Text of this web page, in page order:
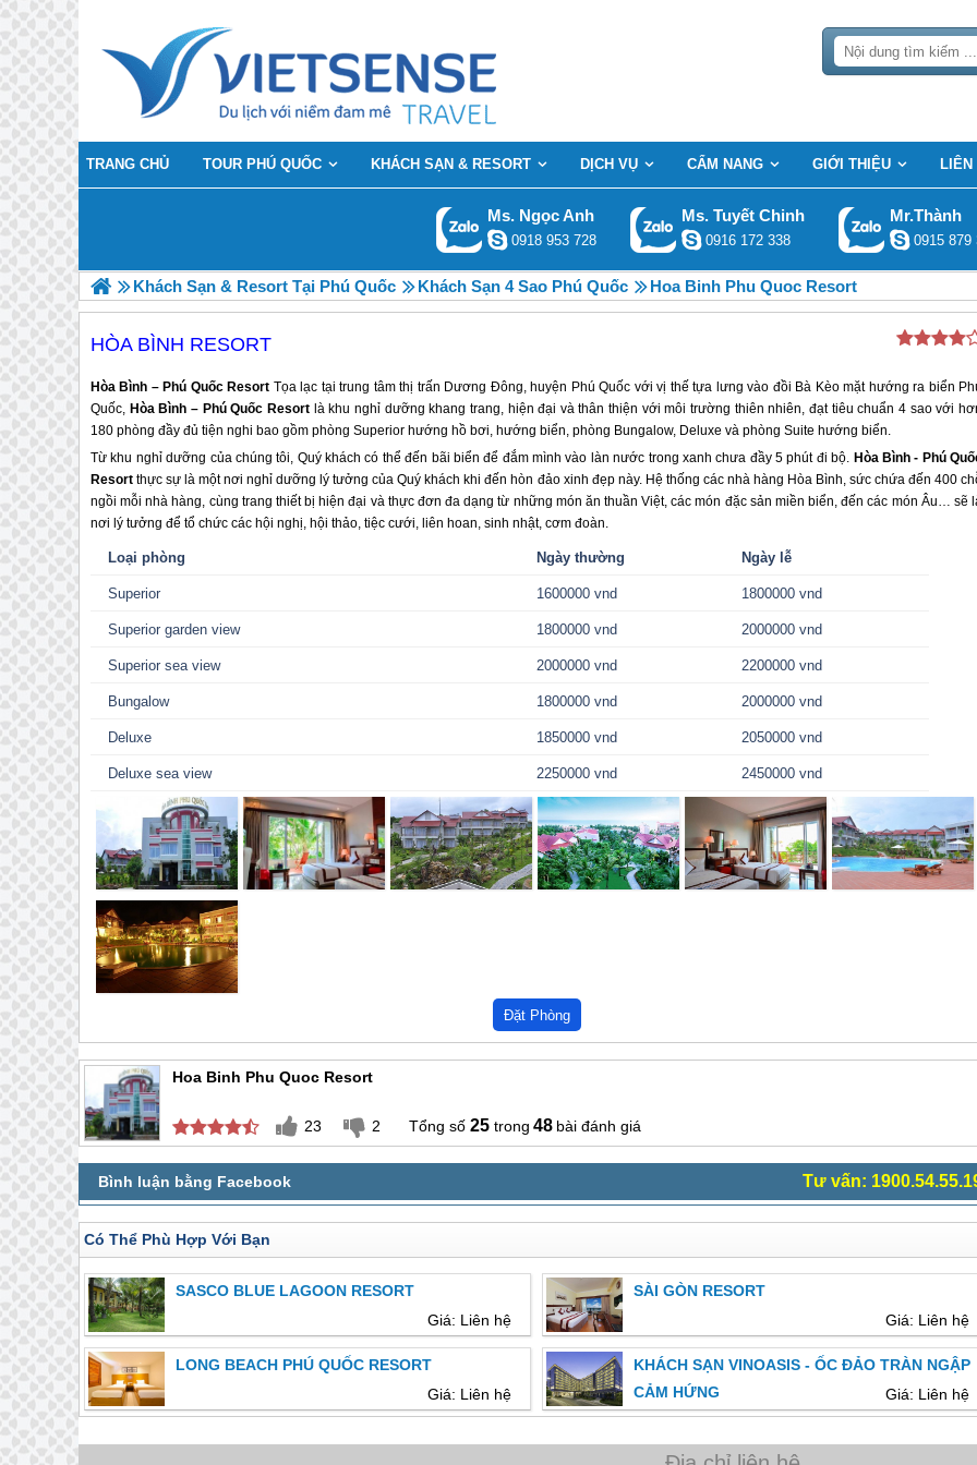
TRANG CHỦ TOUR PHÚ QUỐC KHÁCH SẠN & RESORT DỊCH VỤ CẨM NANG GIỚI THIỆU LIÊN
Ms. Ngọc Anh
0918 953 728
Ms. Tuyết Chinh
0916 172 338
Mr.Thành
0915 879
Khách Sạn & Resort Tại Phú Quốc Khách Sạn 4 Sao Phú Quốc Hoa Binh Phu Quoc Resort
HÒA BÌNH RESORT
Hòa Bình – Phú Quốc Resort Tọa lạc tại trung tâm thị trấn Dương Đông, huyện Phú Quốc với vị thế tựa lưng vào đồi Bà Kèo mặt hướng ra biển
Quốc, Hòa Bình – Phú Quốc Resortlà khu nghỉ dưỡng khang trang, hiện đại và thân thiện với môi trường thiên nhiên, đạt tiêu chuẩn 4 sao với
180 phòng đầy đủ tiện nghi bao gồm phòng Superior hướng hồ bơi, hướng biển, phòng Bungalow, Deluxe và phòng Suite hướng biển.
Từ khu nghỉ dưỡng của chúng tôi, Quý khách có thể đến bãi biển để đắm mình vào làn nước trong xanh chưa đầy 5 phút đi bộ. Hòa Bình - Phú
Resort thực sự là một nơi nghỉ dưỡng lý tưởng của Quý khách khi đến hòn đảo xinh đẹp này. Hệ thống các nhà hàng Hòa Bình, sức chứa đến 400
ngồi mỗi nhà hàng, cùng trang thiết bị hiện đại và thực đơn đa dạng từ những món ăn thuần Việt, các món đặc sản miền biển, đến các món Âu… sẽ
nơi lý tưởng để tổ chức các hội nghị, hội thảo, tiệc cưới, liên hoan, sinh nhật, cơm đoàn.
Loại phòng Ngày thường Ngày lễ
Superior 1600000 vnd 1800000 vnd
Superior garden view 1800000 vnd 2000000 vnd
Superior sea view 2000000 vnd 2200000 vnd
Bungalow 1800000 vnd 2000000 vnd
Deluxe 1850000 vnd 2050000 vnd
Deluxe sea view 2250000 vnd 2450000 vnd
Hoa Binh Phu Quoc Resort
23 2 25 48 bài đánh giá
Tư vấn:
Có Thể Phù Hợp Với Bạn
SASCO BLUE LAGOON RESORT
Giá: Liên hệ
SÀI GÒN RESORT
Giá: Liên hệ
LONG BEACH PHÚ QUỐC RESORT
Giá: Liên hệ
KHÁCH SẠN VINOASIS - ỐC ĐẢO TRÀN NGẬP
CẢM HỨNG
Giá: Liên hệ